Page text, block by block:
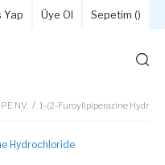
Yap Üye Ol Sepetim ()
NV. 1-(2-Furoyl)piperazine